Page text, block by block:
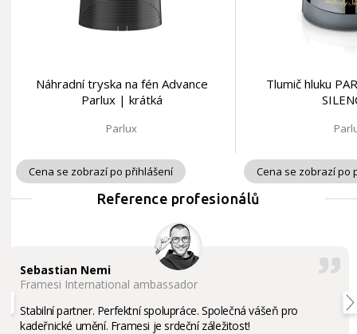
Náhradní tryska na fén Advance
Parlux | krátká
Parlux
Cena se zobrazí po přihlášení
Tlumič hluku
Cena se zobrazí po
Reference profesionálů
Sebastian Nemi
Framesi International ambassador
Stabilní partner. Perfektní spolupráce. Společná vášeň pro
kadeřnické umění. Framesi je srdeční záležitost!